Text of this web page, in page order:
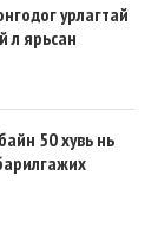
урлагтай
л ярьсан
50 хувь нь